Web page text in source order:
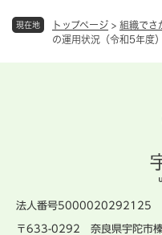
現在地 トップページ > 組織でさ
の運用状況（令和5年度）
法人番号5000020292125
〒633-0292 奈良県宇陀市